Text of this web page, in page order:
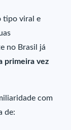
tipo viral e
no Brasil já
primeira vez
com
de: